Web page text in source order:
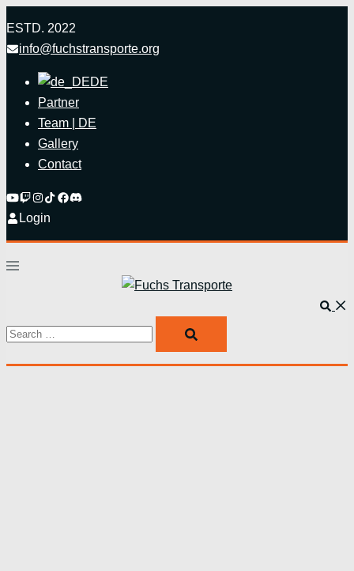
Inhalt
springen
ESTD. 2022
info@fuchstransporte.org
DE
Partner
Team | DE
Gallery
Contact
Login
Menü
Suche
Search…